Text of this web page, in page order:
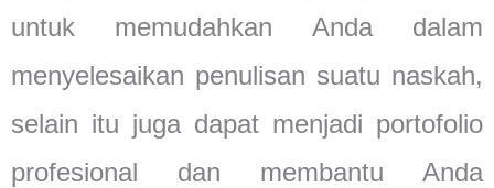
untuk memudahkan Anda dalam
menyelesaikan penulisan suatu naskah,
selain itu juga dapat menjadi portofolio
profesional dan membantu Anda